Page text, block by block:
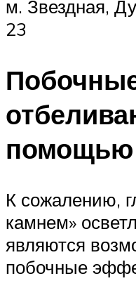
м. Звездная,
23
помощью
К сожалению,
камнем»
являются
побочные